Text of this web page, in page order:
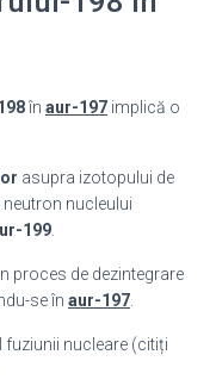
în aur-197 implică o
asupra izotopului de
nucleului
199
proces de dezintegrare
se în aur-197
fuziunii nucleare (citiți